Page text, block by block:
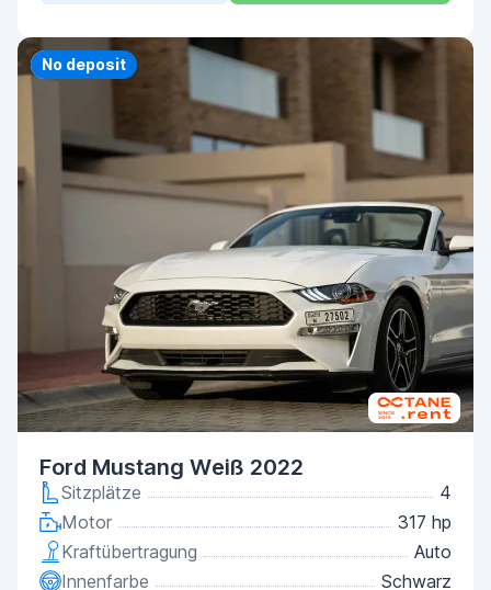
Priority
No deposit
Ford Mustang Weiß 2022
Sitzplätze
4
Motor
317 hp
Kraftübertragung
Auto
Innenfarbe
Schwarz